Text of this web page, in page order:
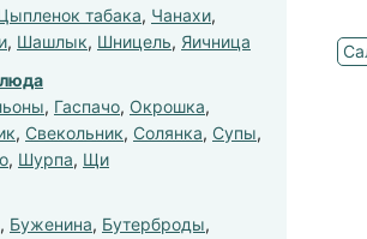
табака, Чанахи,
, Шашлык, Шницель, Яичница
, Гаспачо, Окрошка,
, Свекольник, Солянка, Супы,
, Шурпа, Щи
, Буженина, Бутерброды,